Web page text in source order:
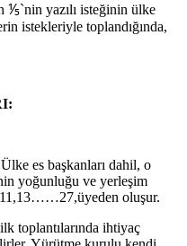
⅕`nin yazılı isteğinin ülke
istekleriyle toplandığında,
es başkanları dahil, o
yoğunluğu ve yerleşim
oluşur.
toplantılarında ihtiyaç